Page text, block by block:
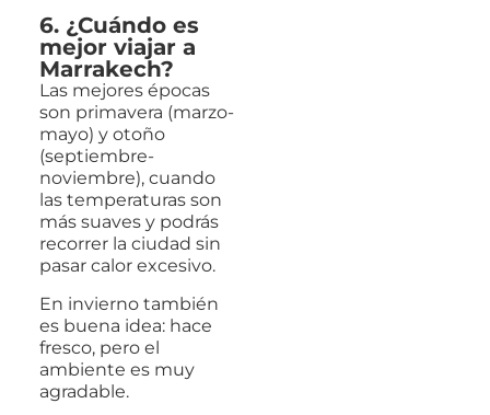
6. ¿Cuándo es
mejor viajar a
Marrakech?
Las mejores épocas
son primavera (marzo-
mayo) y otoño
(septiembre-
noviembre), cuando
las temperaturas son
más suaves y podrás
recorrer la ciudad sin
pasar calor excesivo.
En invierno también
es buena idea: hace
fresco, pero el
ambiente es muy
agradable.